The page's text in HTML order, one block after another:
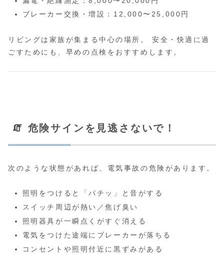
ブレーカー交換・増設：12,000〜25,000円
リビングは家族が集まる中心の場所。 安全・快適に過
ごすためにも、早めの点検をおすすめします。
🧯 危険サインを見逃さないで！
次のような状態があれば、電気事故の危険があります。
照明をつけると「パチッ」と音がする
スイッチ周辺が熱い／焦げ臭い
照明器具が一瞬点くがすぐ消える
電気をつけた途端にブレーカーが落ちる
コンセントや照明付近に黒ずみがある